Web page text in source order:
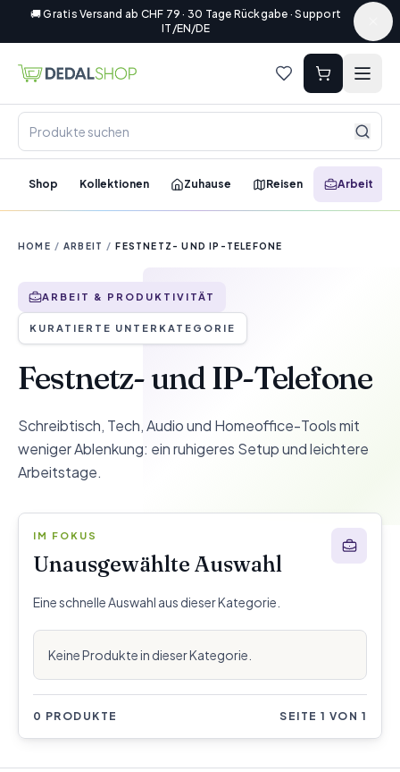
🚚 Gratis Versand ab CHF 79 · 30 Tage Rückgabe · Support
IT/EN/DE
Shop Kollektionen Zuhause Reisen Arbeit
HOME / ARBEIT / FESTNETZ- UND IP-TELEFONE
ARBEIT & PRODUKTIVITÄT
KURATIERTE UNTERKATEGORIE
Festnetz- und IP-Telefone
Schreibtisch, Tech, Audio und Homeoffice-Tools mit
weniger Ablenkung: ein ruhigeres Setup und leichtere
Arbeitstage.
IM FOKUS
Unausgewählte Auswahl
Eine schnelle Auswahl aus dieser Kategorie.
Keine Produkte in dieser Kategorie.
0 PRODUKTE SEITE 1 VON 1